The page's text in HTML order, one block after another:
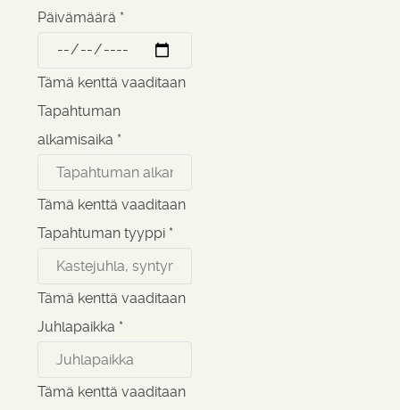
Päivämäärä *
Tämä kenttä vaaditaan
Tapahtuman
alkamisaika *
Tämä kenttä vaaditaan
Tapahtuman tyyppi *
Tämä kenttä vaaditaan
Juhlapaikka *
Tämä kenttä vaaditaan